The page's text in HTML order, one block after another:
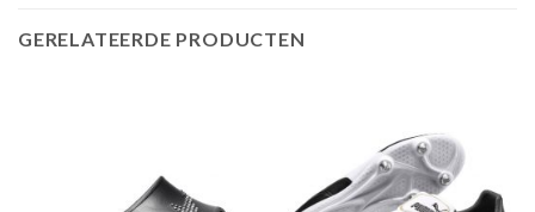
GERELATEERDE PRODUCTEN